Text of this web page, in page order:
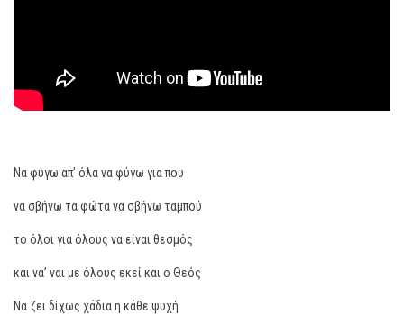
Να φύγω απ’ όλα να φύγω για που
να σβήνω τα φώτα να σβήνω ταμπού
το όλοι για όλους να είναι θεσμός
και να’ ναι με όλους εκεί και ο Θεός
Να ζει δίχως χάδια η κάθε ψυχή